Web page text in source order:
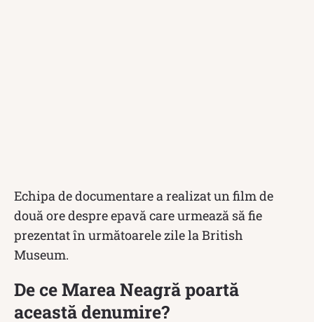
Echipa de documentare a realizat un film de
două ore despre epavă care urmează să fie
prezentat în următoarele zile la British
Museum.
De ce Marea Neagră poartă
această denumire?